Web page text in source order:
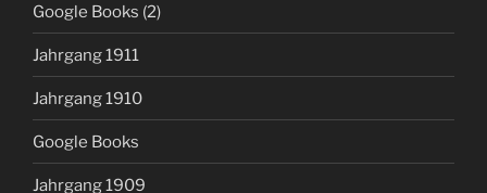
Google Books (2)
Jahrgang 1911
Jahrgang 1910
Google Books
Jahrgang 1909